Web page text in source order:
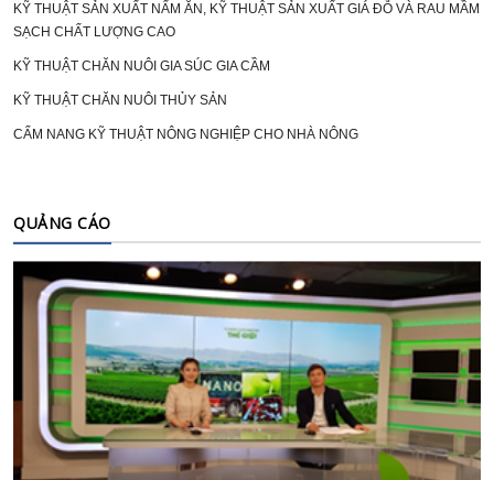
KỸ THUẬT SẢN XUẤT NẤM ĂN, KỸ THUẬT SẢN XUẤT GIÁ ĐỖ VÀ RAU MẦM
SẠCH CHẤT LƯỢNG CAO
KỸ THUẬT CHĂN NUÔI GIA SÚC GIA CẦM
KỸ THUẬT CHĂN NUÔI THỦY SẢN
CẨM NANG KỸ THUẬT NÔNG NGHIỆP CHO NHÀ NÔNG
QUẢNG CÁO